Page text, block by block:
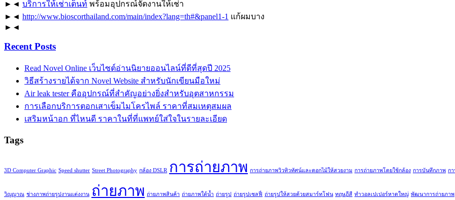
►◄ บริการให้เช่าเต็นท์ พร้อมอุปกรณ์จัดงานให้เช่า
►◄ http://www.bioscorthailand.com/main/index?lang=th#&panel1-1 แก้ผมบาง
►◄
Recent Posts
Read Novel Online เว็บไซต์อ่านนิยายออนไลน์ที่ดีที่สุดปี 2025
วิธีสร้างรายได้จาก Novel Website สำหรับนักเขียนมือใหม่
Air leak tester คืออุปกรณ์ที่สำคัญอย่างยิ่งสำหรับอุตสาหกรรม
การเลือกบริการตอกเสาเข็มไมโครไพล์ ราคาที่สมเหตุสมผล
เสริมหน้าอก ที่ไหนดี ราคาในที่ที่แพทย์ใส่ใจในรายละเอียด
Tags
3D Computer Graphic Speed shutter Street Photography กล้อง DSLR การถ่ายภาพ การถ่ายภาพวิวทิวทัศน์และดอกไม้ให้สวยงาม การถ่ายภาพโดยใช้กล้อง การบันทึกภาพ กา
วิญญาณ ช่างภาพถ่ายรูปงานแต่งงาน ถ่ายภาพ ถ่ายภาพสินค้า ถ่ายภาพใต้น้ำ ถ่ายรูป ถ่ายรูปเซลฟี่ ถ่ายรูปให้สวยด้วยสมาร์ทโฟน ทฤษฎีสี ทำวอลเปเปอร์หาดใหญ่ พัฒนาการถ่ายภาพ